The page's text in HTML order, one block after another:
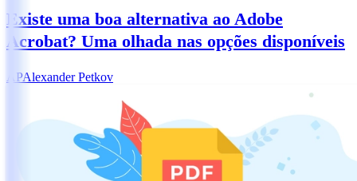
Existe uma boa alternativa ao Adobe
Acrobat? Uma olhada nas opções disponíveis
APAlexander Petkov